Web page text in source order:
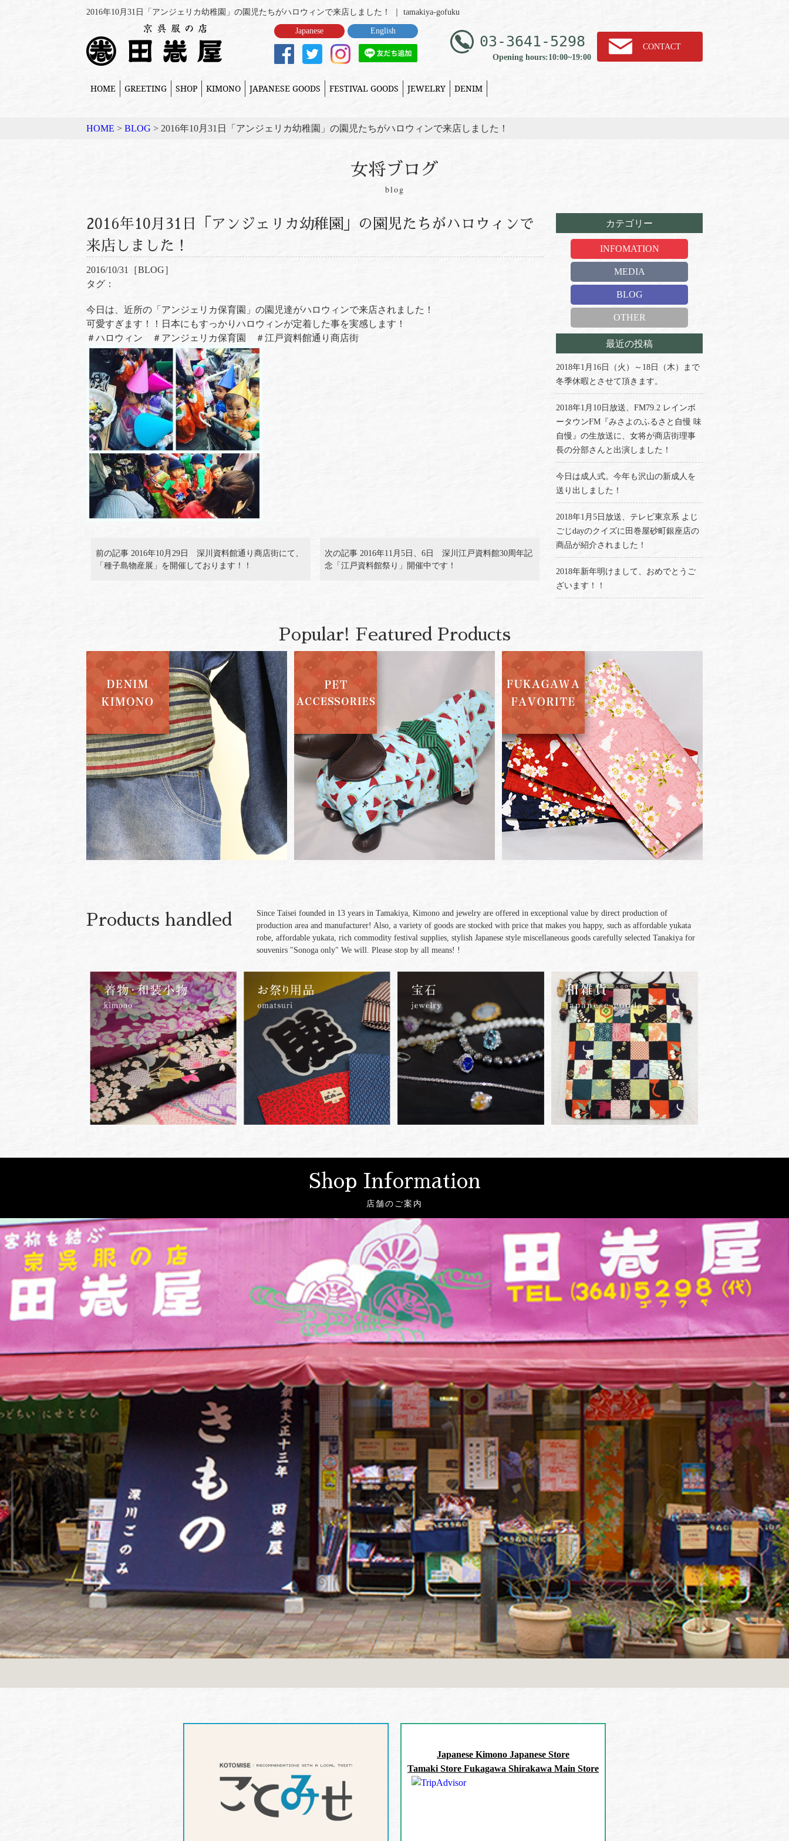
2016年10月31日「アンジェリカ幼稚園」の園児たちがハロウィンで来店しました！ ｜ tamakiya-gofuku
Japanese English
03-3641-5298
Opening hours:10:00~19:00
CONTACT
HOME GREETING SHOP KIMONO JAPANESE GOODS FESTIVAL GOODS JEWELRY DENIM
HOME > BLOG > 2016年10月31日「アンジェリカ幼稚園」の園児たちがハロウィンで来店しました！
女将ブログ
blog
2016年10月31日「アンジェリカ幼稚園」の園児たちがハロウィンで
来店しました！
2016/10/31［BLOG］
タグ：
今日は、近所の「アンジェリカ保育園」の園児達がハロウィンで来店されました！
可愛すぎます！！日本にもすっかりハロウィンが定着した事を実感します！
＃ハロウィン ＃アンジェリカ保育園 ＃江戸資料館通り商店街
前の記事 2016年10月29日 深川資料館通り商店街にて、
「種子島物産展」を開催しております！！
次の記事 2016年11月5日、6日 深川江戸資料館30周年記
念「江戸資料館祭り」開催中です！
カテゴリー
INFOMATION
MEDIA
BLOG
OTHER
最近の投稿
2018年1月16日（火）～18日（木）まで
冬季休暇とさせて頂きます。
2018年1月10日放送、FM79.2 レインボ
ータウンFM『みさよのふるさと自慢 味
自慢』の生放送に、女将が商店街理事
長の分部さんと出演しました！
今日は成人式。今年も沢山の新成人を
送り出しました！
2018年1月5日放送、テレビ東京系 よじ
ごじdayのクイズに田巻屋砂町銀座店の
商品が紹介されました！
2018年新年明けまして、おめでとうご
ざいます！！
Popular! Featured Products
Products handled
Since Taisei founded in 13 years in Tamakiya, Kimono and jewelry are offered in exceptional value by direct production of
production area and manufacturer! Also, a variety of goods are stocked with price that makes you happy, such as affordable yukata
robe, affordable yukata, rich commodity festival supplies, stylish Japanese style miscellaneous goods carefully selected Tanakiya for
souvenirs "Sonoga only" We will. Please stop by all means! !
Shop Information
店舗のご案内
Japanese Kimono Japanese Store
Tamaki Store Fukagawa Shirakawa Main Store